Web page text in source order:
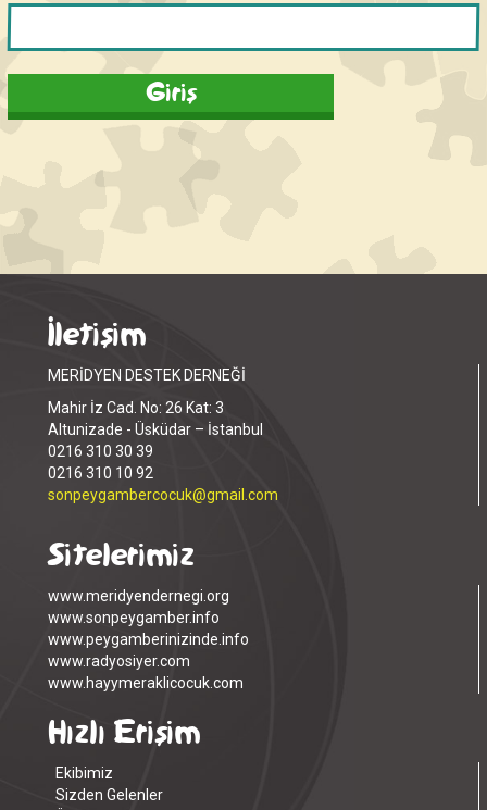
İletişim
MERİDYEN DESTEK DERNEĞİ
Mahir İz Cad. No: 26 Kat: 3
Altunizade - Üsküdar – İstanbul
0216 310 30 39
0216 310 10 92
sonpeygambercocuk@gmail.com
Sitelerimiz
www.meridyendernegi.org
www.sonpeygamber.info
www.peygamberinizinde.info
www.radyosiyer.com
www.hayymeraklicocuk.com
Hızlı Erişim
Ekibimiz
Sizden Gelenler